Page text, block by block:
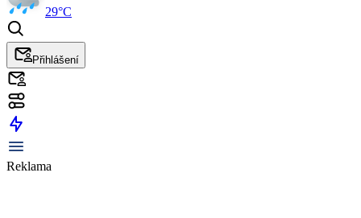
29°C
Přihlášení
Reklama